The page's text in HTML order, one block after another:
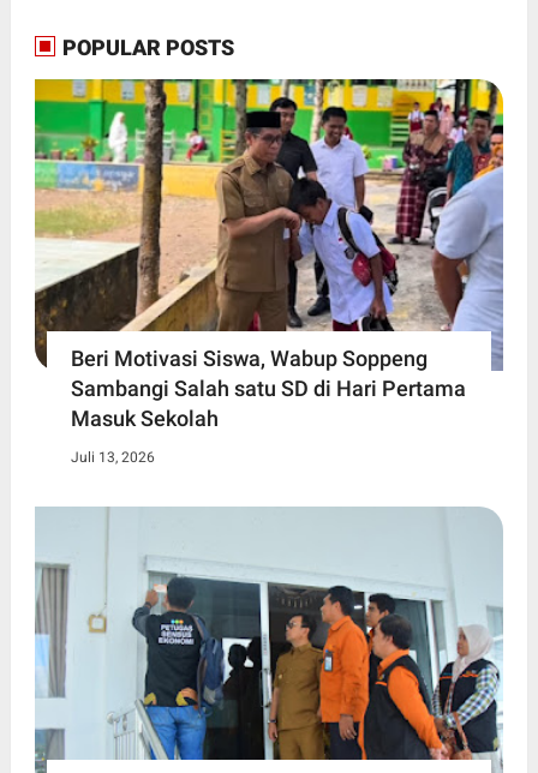
POPULAR POSTS
Beri Motivasi Siswa, Wabup Soppeng
Sambangi Salah satu SD di Hari Pertama
Masuk Sekolah
Juli 13, 2026